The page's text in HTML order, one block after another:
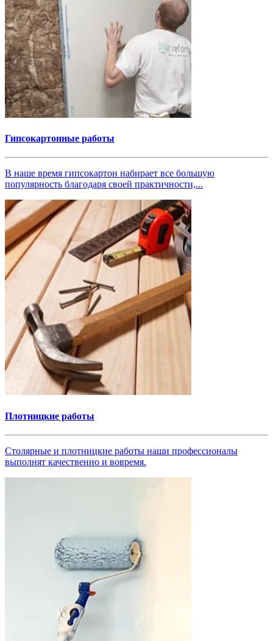
Гипсокартонные работы
В наше время гипсокартон набирает все большую
популярность благодаря своей практичности,...
Плотницкие работы
Столярные и плотницкие работы наши профессионалы
выполнят качественно и вовремя.